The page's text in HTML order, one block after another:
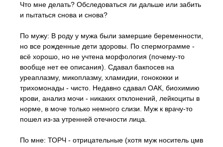
Что мне делать? Обследоваться ли дальше или забить
и пытаться снова и снова?
По мужу: В роду у мужа были замершие беременности,
но все рожденные дети здоровы. По спермограмме -
всё хорошо, но не учтена морфология (почему-то
вообще нет ее описания). Сдавал бакпосев на
уреаплазму, микоплазму, хламидии, гонококки и
трихомонады - чисто. Недавно сдавал ОАК, биохимию
крови, анализ мочи - никаких отклонений, лейкоциты в
норме, в моче только немного слизи. Муж к врачу-то
пошел из-за утренней отечности лица.
По мне: ТОРЧ - отрицательные (хотя муж носитель цмв